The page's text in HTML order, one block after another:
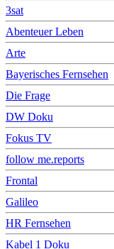
3sat
Abenteuer Leben
Arte
Bayerisches Fernsehen
Die Frage
DW Doku
Fokus TV
follow me.reports
Frontal
Galileo
HR Fernsehen
Kabel 1 Doku